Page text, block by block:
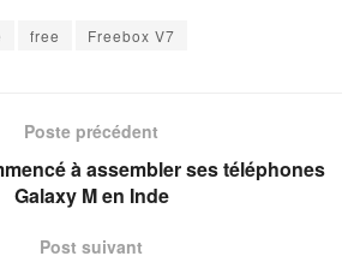
free Freebox V7
Poste précédent
à assembler ses téléphones
Galaxy M en Inde
Post suivant